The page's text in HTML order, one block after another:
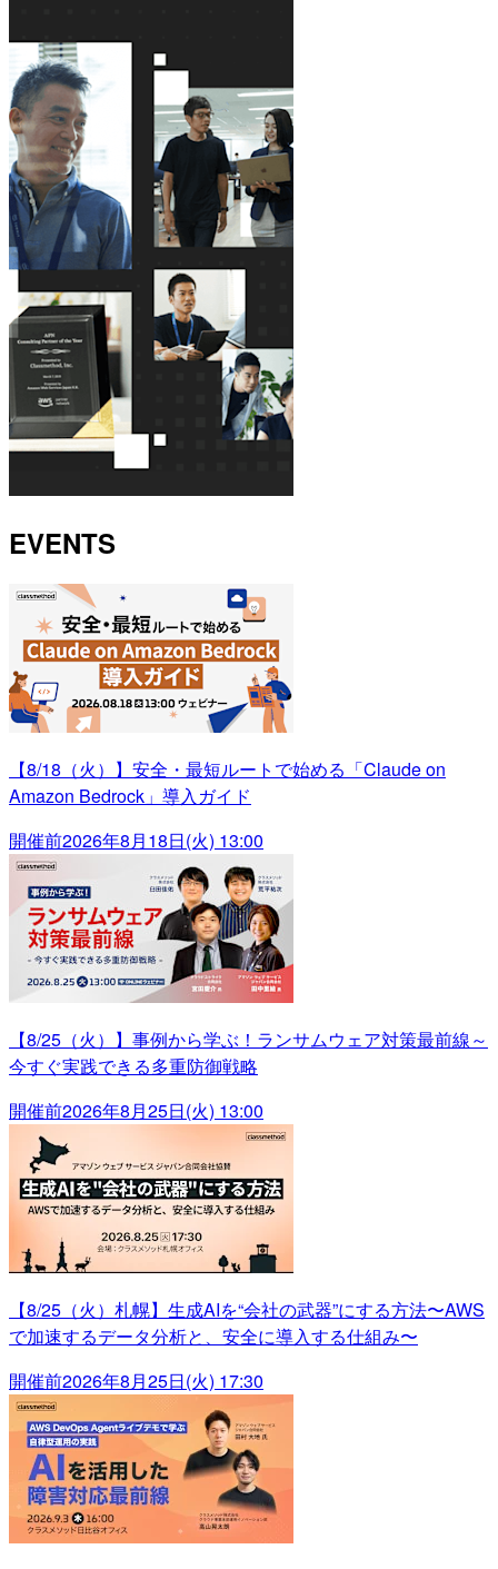
EVENTS
【8/18（火）】安全・最短ルートで始める「Claude on
Amazon Bedrock」導入ガイド
開催前2026年8月18日(火) 13:00
【8/25（火）】事例から学ぶ！ランサムウェア対策最前線～
今すぐ実践できる多重防御戦略
開催前2026年8月25日(火) 13:00
【8/25（火）札幌】生成AIを“会社の武器”にする方法〜AWS
で加速するデータ分析と、安全に導入する仕組み〜
開催前2026年8月25日(火) 17:30